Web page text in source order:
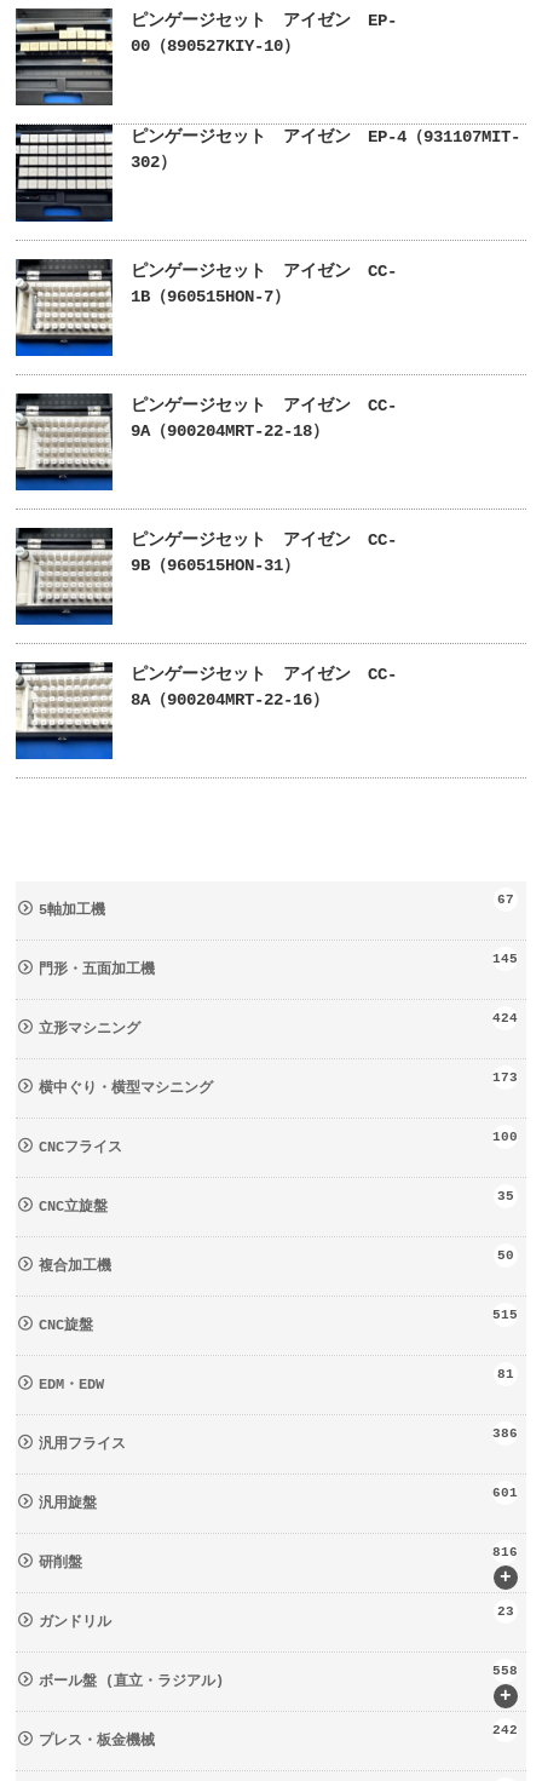
ピンゲージセット アイゼン EP-
00（890527KIY-10）
ピンゲージセット アイゼン EP-4（931107MIT-
302）
ピンゲージセット アイゼン CC-
1B（960515HON-7）
ピンゲージセット アイゼン CC-
9A（900204MRT-22-18）
ピンゲージセット アイゼン CC-
9B（960515HON-31）
ピンゲージセット アイゼン CC-
8A（900204MRT-22-16）
5軸加工機
67
門形・五面加工機
145
立形マシニング
424
横中ぐり・横型マシニング
173
CNCフライス
100
CNC立旋盤
35
複合加工機
50
CNC旋盤
515
EDM・EDW
81
汎用フライス
386
汎用旋盤
601
+
研削盤
816
ガンドリル
23
+
ボール盤 (直立・ラジアル)
558
プレス・板金機械
242